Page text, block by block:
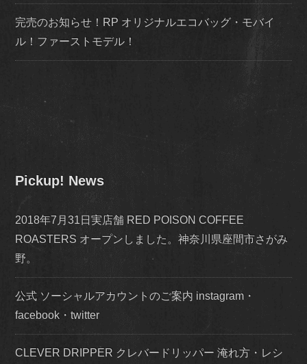
完売のお知らせ！RP オリジナルエコバッグ・モバイ
ル！ファーストモデル！
Pickup! News
2018年7月31日実店舗 RED POISON COFFEE
ROASTERS オープンしました。神奈川県座間市さがみ
野。
公式 ソーシャルアカウントのご案内 instagram・
facebook・twitter
CLEVER DRIPPER クレバードリッパー 淹れ方・レシ